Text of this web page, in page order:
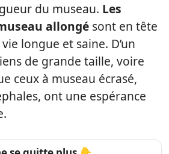
du museau. Les
allongé sont en tête
longue et saine. D’un
de grande taille, voire
ceux à museau écrasé,
ont une espérance